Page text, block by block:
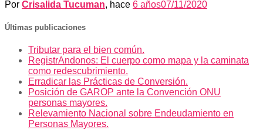
Por Crisalida Tucuman, hace 6 años07/11/2020
Últimas publicaciones
Tributar para el bien común.
RegistrAndonos: El cuerpo como mapa y la caminata
como redescubrimiento.
Erradicar las Prácticas de Conversión.
Posición de GAROP ante la Convención ONU
personas mayores.
Relevamiento Nacional sobre Endeudamiento en
Personas Mayores.